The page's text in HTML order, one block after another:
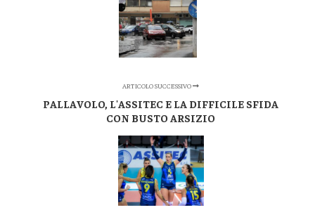
ARTICOLO SUCCESSIVO
PALLAVOLO, L'ASSITEC E LA DIFFICILE SFIDA
CON BUSTO ARSIZIO